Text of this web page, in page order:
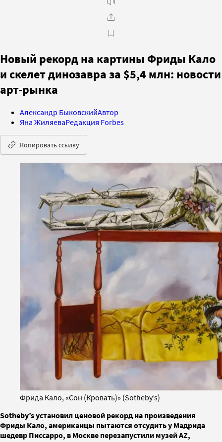
Новый рекорд на картины Фриды Кало
и скелет динозавра за $5,4 млн: новости
арт-рынка
Александр БыковскийАвтор
Яна ЖиляеваРедакция Forbes
Копировать ссылку
Фрида Кало, «Сон (Кровать)» (Sotheby’s)
Sotheby’s установил ценовой рекорд на произведения
Фриды Кало, американцы пытаются отсудить у Мадрида
шедевр Писсарро, в Москве перезапустили музей AZ,